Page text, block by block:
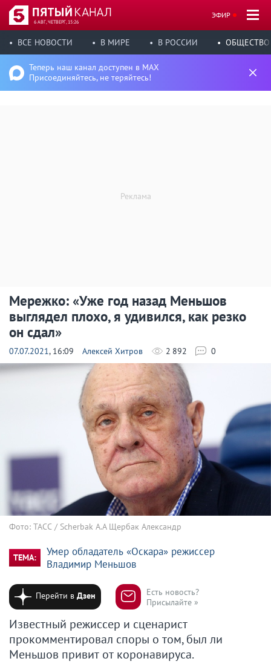
6 АВГ, ЧЕТВЕРГ, 15:26
ЭФИР
ВСЕ НОВОСТИ В МИРЕ В РОССИИ ОБЩЕСТВО
Теперь наш канал доступен в MAX
Присоединяйтесь, не теряйтесь!
Мережко: «Уже год назад Меньшов
выглядел плохо, я удивился, как резко
он сдал»
07.07.2021, 16:09 Алексей Хитров 2 892 0
Фото: ТАСС / Scherbak A.A Щербак Александр
ТЕМА:
Умер обладатель «Оскара» режиссер
Владимир Меньшов
Перейти вДзен
Есть новость?
Присылайте »
Известный режиссер и сценарист
прокомментировал споры о том, был ли
Меньшов привит от коронавируса.